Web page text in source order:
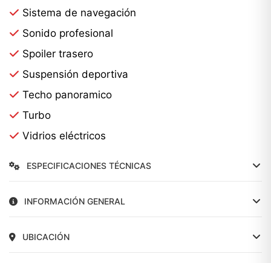
Sistema de navegación
Sonido profesional
Spoiler trasero
Suspensión deportiva
Techo panoramico
Turbo
Vidrios eléctricos
ESPECIFICACIONES TÉCNICAS
INFORMACIÓN GENERAL
UBICACIÓN